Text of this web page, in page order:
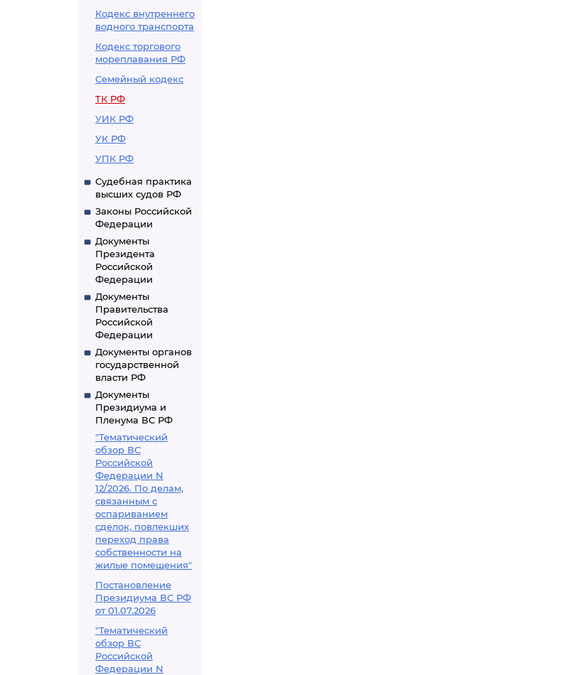
Кодекс внутреннего
водного транспорта
Кодекс торгового
мореплавания РФ
Семейный кодекс
ТК РФ
УИК РФ
УК РФ
УПК РФ
Судебная практика
высших судов РФ
Законы Российской
Федерации
Документы
Президента
Российской
Федерации
Документы
Правительства
Российской
Федерации
Документы органов
государственной
власти РФ
Документы
Президиума и
Пленума ВС РФ
"Тематический
обзор ВС
Российской
Федерации N
12/2026. По делам,
связанным с
оспариванием
сделок, повлекших
переход права
собственности на
жилые помещения"
Постановление
Президиума ВС РФ
от 01.07.2026
"Тематический
обзор ВС
Российской
Федерации N